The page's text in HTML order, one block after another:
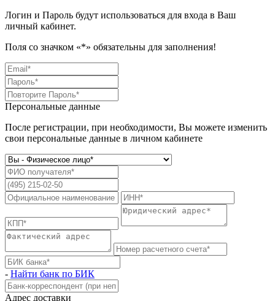
Логин и Пароль будут использоваться для входа в Ваш
личный кабинет.
Поля со значком «*» обязательны для заполнения!
Персональные данные
После регистрации, при необходимости, Вы можете изменить
свои персональные данные в личном кабинете
- Найти банк по БИК
Адрес доставки